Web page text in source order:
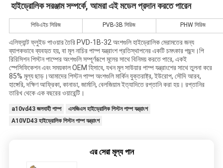
হাইড্রোলিক সরঞ্জাম সম্পর্কে, আমরা এই মডেল প্রদান করতে পারেন
পিভিএইচ সিরিজ PVB-3B সিরিজ PHW সিরিজ
এলিফ্যান্ট ফ্লুইড পাওয়ার তৈরি PVD-1B-32 অংশগুলি হাইড্রোলিক মেরামতের জন্য
ব্যাপকভাবে ব্যবহৃত হয়, বা মূল নাচির পাম্প যন্ত্রাংশ প্রতিস্থাপনের একটি চমৎকার পছন্দ।পি
রিরিসিশন পিস্টন পাম্পের অংশগুলি সম্পূর্ণরূপে মূলের সাথে বিনিময় করতে পারে, একই
স্পেসিফিকেশন এবং সময়কাল OEM হিসাবে, যখন মূল সাউয়ার পাম্প যন্ত্রাংশের সাথে তুলনা করে
85% মূল্য ছাড়।আমাদের পিস্টন পাম্প অংশগুলি মার্কিন যুক্তরাষ্ট্র, ইউরোপ, সৌদি আরব,
হাঙ্গেরি, দক্ষিণ আফ্রিকা, কানাডা, জার্মানি, বেলজিয়াম ইত্যাদিতে রপ্তানি করা হয়। রপ্তানির
তারিখ থেকে এক বছরের ওয়ারেন্টি।
a10vd43 জলবাহী পাম্প
এসজিএস হাইড্রোলিক পিস্টন পাম্প যন্ত্রাংশ
A10VD43 হাইড্রোলিক পিস্টন পাম্প যন্ত্রাংশ
এর সেরা মূল্য পান